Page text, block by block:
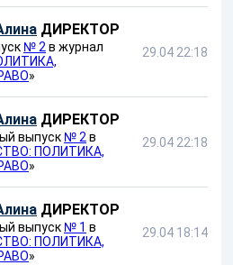
ДИРЕКТОР
№ 2в журнал
»
29.04 22:18
ДИРЕКТОР
выпуск № 2в
ПОЛИТИКА,
»
29.04 22:18
ДИРЕКТОР
выпуск № 1 в
ПОЛИТИКА,
»
29.04 18:14